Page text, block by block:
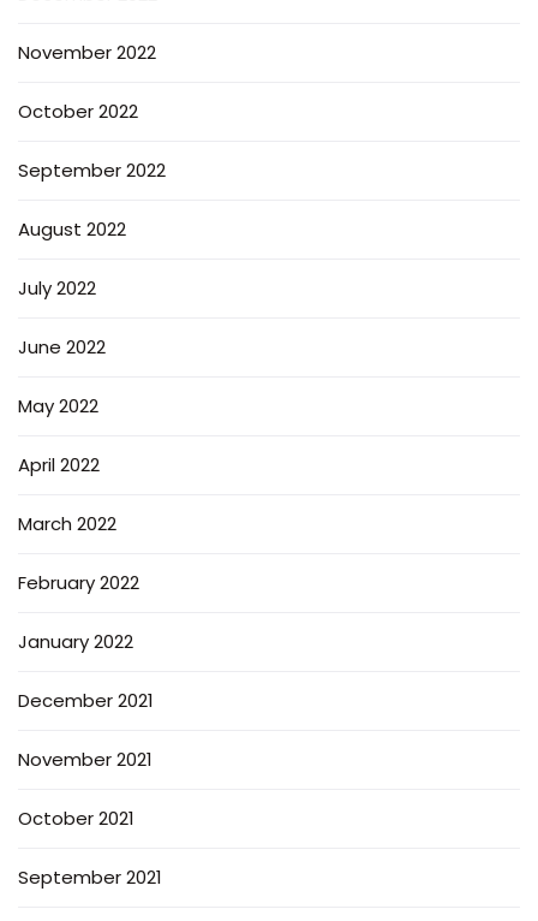
November 2022
October 2022
September 2022
August 2022
July 2022
June 2022
May 2022
April 2022
March 2022
February 2022
January 2022
December 2021
November 2021
October 2021
September 2021